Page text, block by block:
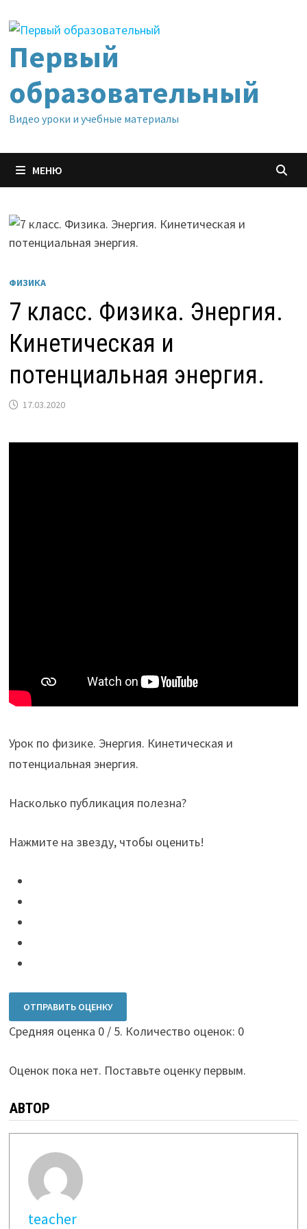
содержимому
Первый
образовательный
Видео уроки и учебные материалы
МЕНЮ
ФИЗИКА
7 класс. Физика. Энергия.
Кинетическая и
потенциальная энергия.
17.03.2020
Урок по физике. Энергия. Кинетическая и
потенциальная энергия.
Насколько публикация полезна?
Нажмите на звезду, чтобы оценить!
ОТПРАВИТЬ ОЦЕНКУ
Средняя оценка 0/ 5. Количество оценок: 0
Оценок пока нет. Поставьте оценку первым.
АВТОР
teacher